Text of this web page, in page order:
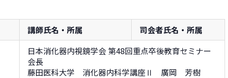
講師氏名・所属 司会者氏名・所属
日本消化器内視鏡学会 第48回重点卒後教育セミナー
会長
藤田医科大学 消化器内科学講座Ⅱ 廣岡 芳樹